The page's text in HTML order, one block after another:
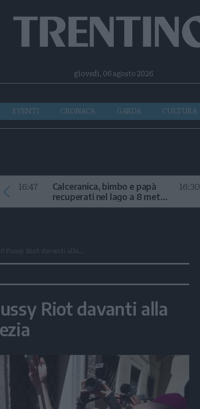
Telegram
RSSgiovedì, 06 agosto 2026
EVENTI CRONACA GARDA CULTURA
16:47
Calceranica, bimbo e papà
recuperati nel lago a 8 metri
di profondità
16:30
Pussy Riot davanti alla...
Riot davanti alla